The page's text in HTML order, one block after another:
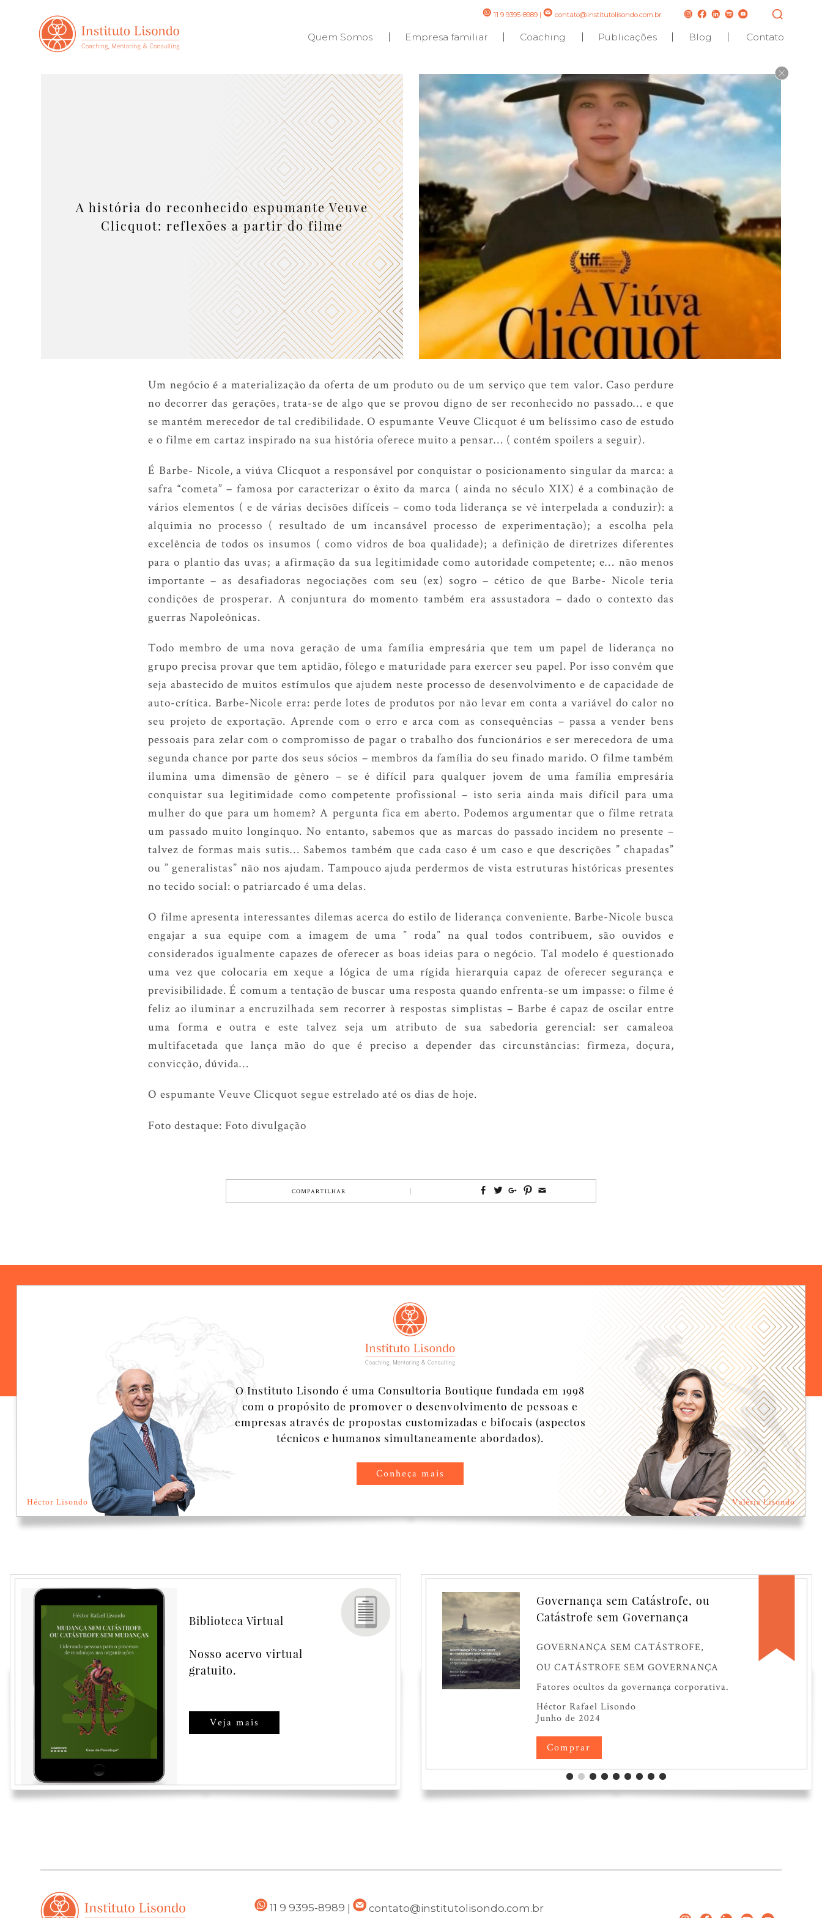
11 9 9395-8989 | contato@institutolisondo.com.br
Quem Somos Empresa familiar Coaching Publicações Blog Contato
A história do reconhecido espumante Veuve
Clicquot: reflexões a partir do filme
Um negócio é a materialização da oferta de um produto ou de um serviço que tem valor. Caso perdure
no decorrer das gerações, trata-se de algo que se provou digno de ser reconhecido no passado… e que
se mantém merecedor de tal credibilidade. O espumante Veuve Clicquot é um belíssimo caso de estudo
e o filme em cartaz inspirado na sua história oferece muito a pensar… ( contém spoilers a seguir).
É Barbe- Nicole, a viúva Clicquot a responsável por conquistar o posicionamento singular da marca: a
safra “cometa” – famosa por caracterizar o êxito da marca ( ainda no século XIX) é a combinação de
vários elementos ( e de várias decisões difíceis – como toda liderança se vê interpelada a conduzir): a
alquimia no processo ( resultado de um incansável processo de experimentação); a escolha pela
excelência de todos os insumos ( como vidros de boa qualidade); a definição de diretrizes diferentes
para o plantio das uvas; a afirmação da sua legitimidade como autoridade competente; e… não menos
importante – as desafiadoras negociações com seu (ex) sogro – cético de que Barbe- Nicole teria
condições de prosperar. A conjuntura do momento também era assustadora – dado o contexto das
guerras Napoleônicas.
Todo membro de uma nova geração de uma família empresária que tem um papel de liderança no
grupo precisa provar que tem aptidão, fôlego e maturidade para exercer seu papel. Por isso convém que
seja abastecido de muitos estímulos que ajudem neste processo de desenvolvimento e de capacidade de
auto-crítica. Barbe-Nicole erra: perde lotes de produtos por não levar em conta a variável do calor no
seu projeto de exportação. Aprende com o erro e arca com as consequências – passa a vender bens
pessoais para zelar com o compromisso de pagar o trabalho dos funcionários e ser merecedora de uma
segunda chance por parte dos seus sócios – membros da família do seu finado marido. O filme também
ilumina uma dimensão de gênero – se é difícil para qualquer jovem de uma família empresária
conquistar sua legitimidade como competente profissional – isto seria ainda mais difícil para uma
mulher do que para um homem? A pergunta fica em aberto. Podemos argumentar que o filme retrata
um passado muito longínquo. No entanto, sabemos que as marcas do passado incidem no presente –
talvez de formas mais sutis… Sabemos também que cada caso é um caso e que descrições ” chapadas”
ou ” generalistas” não nos ajudam. Tampouco ajuda perdermos de vista estruturas históricas presentes
no tecido social: o patriarcado é uma delas.
O filme apresenta interessantes dilemas acerca do estilo de liderança conveniente. Barbe-Nicole busca
engajar a sua equipe com a imagem de uma ” roda” na qual todos contribuem, são ouvidos e
considerados igualmente capazes de oferecer as boas ideias para o negócio. Tal modelo é questionado
uma vez que colocaria em xeque a lógica de uma rígida hierarquia capaz de oferecer segurança e
previsibilidade. É comum a tentação de buscar uma resposta quando enfrenta-se um impasse: o filme é
feliz ao iluminar a encruzilhada sem recorrer à respostas simplistas – Barbe é capaz de oscilar entre
uma forma e outra e este talvez seja um atributo de sua sabedoria gerencial: ser camaleoa
multifacetada que lança mão do que é preciso a depender das circunstâncias: firmeza, doçura,
convicção, dúvida…
O espumante Veuve Clicquot segue estrelado até os dias de hoje.
Foto destaque: Foto divulgação
COMPARTILHAR
Héctor Lisondo
O Instituto Lisondo é uma Consultoria Boutique fundada em 1998
com o propósito de promover o desenvolvimento de pessoas e
empresas através de propostas customizadas e bifocais (aspectos
técnicos e humanos simultaneamente abordados).
Conheça mais
Valéria Lisondo
Biblioteca Virtual
Nosso acervo virtual
gratuito.
Veja mais
Psicologia do processo de decisão numa
crise organizacional
Comprar
Governança sem Catástrofe, ou
Catástrofe sem Governança
GOVERNANÇA SEM CATÁSTROFE,
OU CATÁSTROFE SEM GOVERNANÇA
Fatores ocultos da governança corporativa.
Héctor Rafael Lisondo
Junho de 2024
Comprar
11 9 9395-8989 |
contato@institutolisondo.com.br